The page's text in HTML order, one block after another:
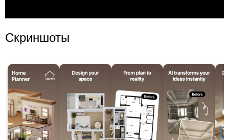
Скриншоты